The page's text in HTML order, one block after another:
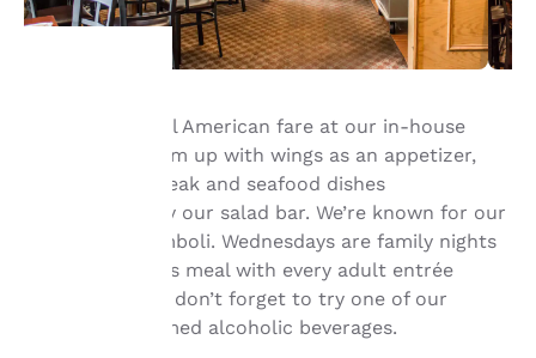
Enjoy traditional American fare at our in-house
restaurant. Warm up with wings as an appetizer,
then dig into steak and seafood dishes
accompanied by our salad bar. We’re known for our
pizza and stromboli. Wednesdays are family nights
—get a free kid’s meal with every adult entrée
purchased. And don’t forget to try one of our
seasonally-themed alcoholic beverages.